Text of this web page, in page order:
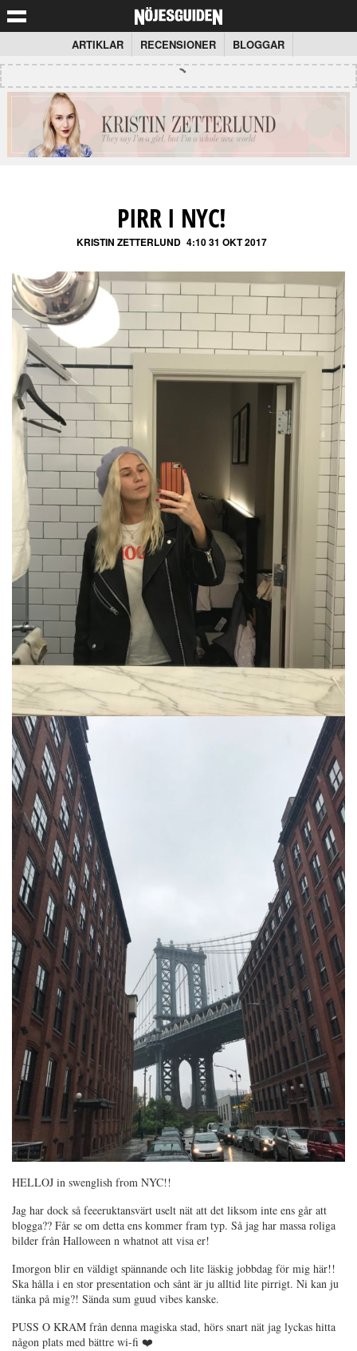
ARTIKLAR RECENSIONER BLOGGAR
PIRR I NYC!
KRISTIN ZETTERLUND 4:10 31 OKT 2017
HELLOJ in swenglish from NYC!!
Jag har dock så feeeruktansvärt uselt nät att det liksom inte ens går att
blogga?? Får se om detta ens kommer fram typ. Så jag har massa roliga
bilder från Halloween n whatnot att visa er!
Imorgon blir en väldigt spännande och lite läskig jobbdag för mig här!!
Ska hålla i en stor presentation och sånt är ju alltid lite pirrigt. Ni kan ju
tänka på mig?! Sända sum guud vibes kanske.
PUSS O KRAM från denna magiska stad, hörs snart nät jag lyckas hitta
någon plats med bättre wi-fi ❤️